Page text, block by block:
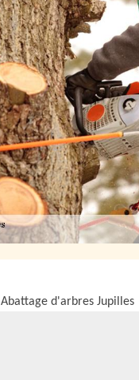
Abattage d'arbres Jupilles